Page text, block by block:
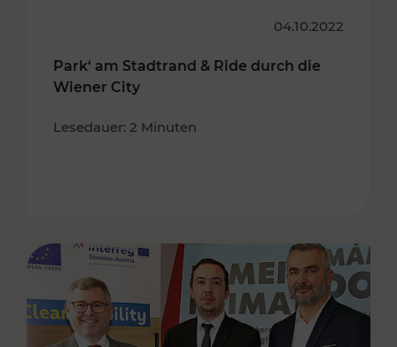
04.10.2022
Park‘ am Stadtrand & Ride durch die
Wiener City
Lesedauer: 2 Minuten